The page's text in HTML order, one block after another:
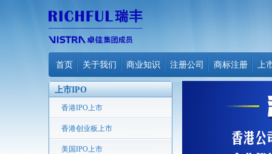
首页 关于我们 商业知识 注册公司 商标注册 上
上市IPO
香港IPO上市
香港创业板上市
美国IPO上市